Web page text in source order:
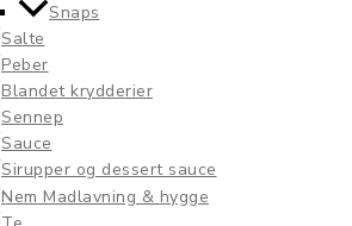
Snaps
Salte
Peber
Blandet krydderier
Sennep
Sauce
Sirupper og dessert sauce
Nem Madlavning & hygge